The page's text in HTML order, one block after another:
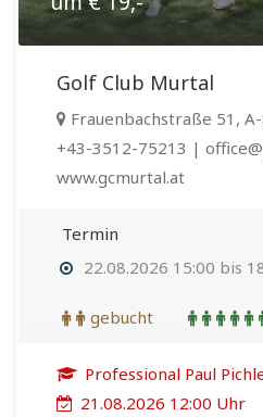
Golf Club Murtal
Frauenbachstraße 51,
+43-3512-75213 |
www.gcmurtal.at
Termin
22.08.2026 15:00 bis
gebucht
Professional Paul
21.08.2026 12:00 Uhr